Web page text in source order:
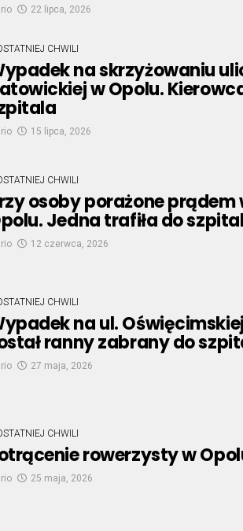
22 lipca, 2026
CHWILI
na skrzyżowaniu
w Opolu.
15 lipca, 2026
CHWILI
osoby porażone prądem
Jedna trafiła do
12 czerwca, 2026
CHWILI
na ul.
ranny zabrany do
27 maja, 2026
CHWILI
rowerzysty w
25 maja, 2026